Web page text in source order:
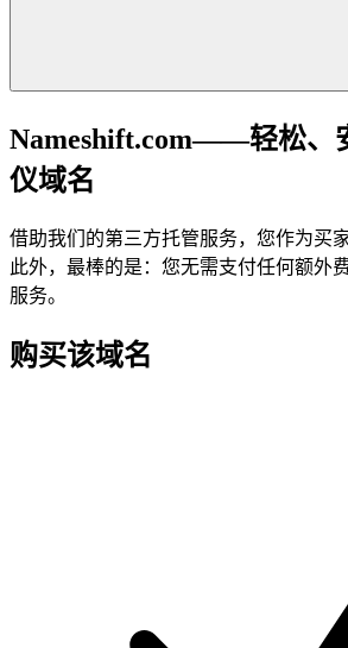
Nameshift.com——轻松、
仪域名
借助我们的第三方托管服务，您作为买
此外，最棒的是：您无需支付任何额外
服务。
购买该域名